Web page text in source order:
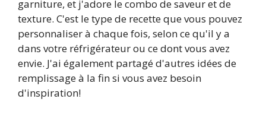
garniture, et j'adore le combo de saveur et de
texture. C'est le type de recette que vous pouvez
personnaliser à chaque fois, selon ce qu'il y a
dans votre réfrigérateur ou ce dont vous avez
envie. J'ai également partagé d'autres idées de
remplissage à la fin si vous avez besoin
d'inspiration!